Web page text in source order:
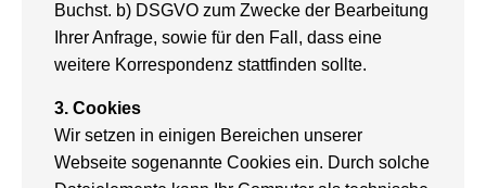
Buchst. b) DSGVO zum Zwecke der Bearbeitung
Ihrer Anfrage, sowie für den Fall, dass eine
weitere Korrespondenz stattfinden sollte.
3. Cookies
Wir setzen in einigen Bereichen unserer
Webseite sogenannte Cookies ein. Durch solche